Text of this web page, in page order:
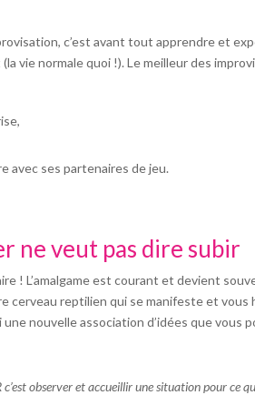
c’est avant tout apprendre et
vie normale quoi !). Le meilleur des
avec ses partenaires de jeu.
ne veut pas dire subir
! L’amalgame est courant et devient
cerveau reptilien qui se manifeste et vous
nouvelle association d’idées que vous
c’est observer et accueillir une situation pour ce